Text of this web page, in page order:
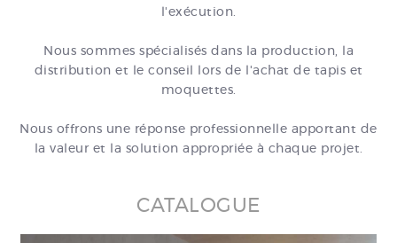
l'exécution.
Nous sommes spécialisés dans la production, la
distribution et le conseil lors de l'achat de tapis et
moquettes.
Nous offrons une réponse professionnelle apportant de
la valeur et la solution appropriée à chaque projet.
CATALOGUE